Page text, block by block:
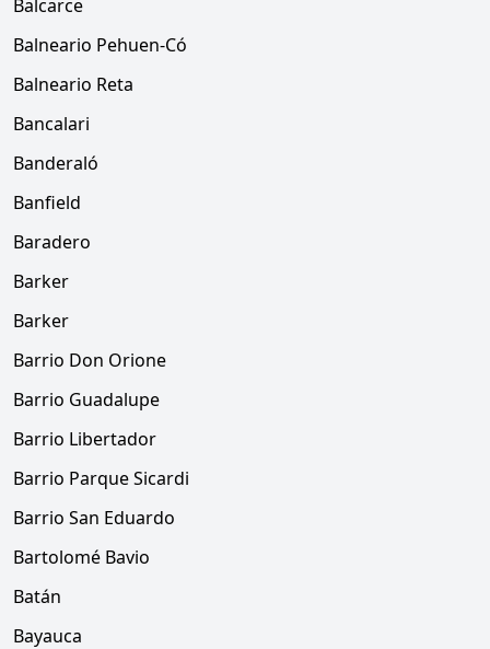
Balcarce
Balneario Pehuen-Có
Balneario Reta
Bancalari
Banderaló
Banfield
Baradero
Barker
Barker
Barrio Don Orione
Barrio Guadalupe
Barrio Libertador
Barrio Parque Sicardi
Barrio San Eduardo
Bartolomé Bavio
Batán
Bayauca